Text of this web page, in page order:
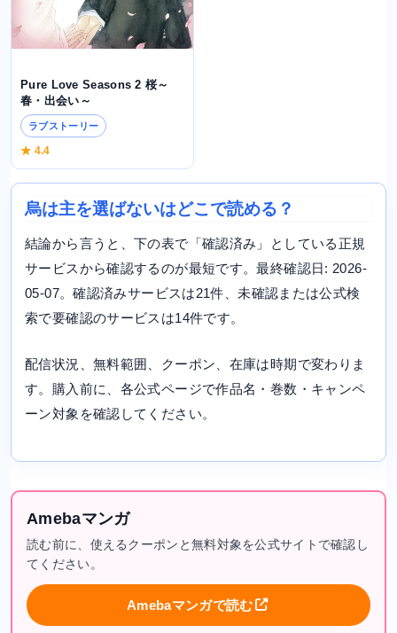
Pure Love Seasons 2 桜～
春・出会い～
ラブストーリー
★ 4.4
烏は主を選ばないはどこで読める？
結論から言うと、下の表で「確認済み」としている正規
サービスから確認するのが最短です。最終確認日: 2026-
05-07。確認済みサービスは21件、未確認または公式検
索で要確認のサービスは14件です。
配信状況、無料範囲、クーポン、在庫は時期で変わりま
す。購入前に、各公式ページで作品名・巻数・キャンペ
ーン対象を確認してください。
Amebaマンガ
読む前に、使えるクーポンと無料対象を公式サイトで確認し
てください。
Amebaマンガで読む